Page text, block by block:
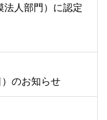
法人部門）に認定
のお知らせ